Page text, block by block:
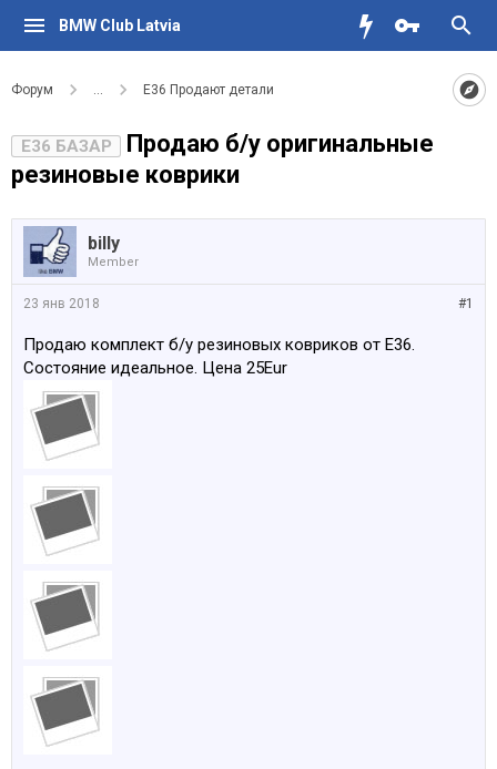
BMW Club Latvia
Форум ... Е36 Продают детали
E36 БАЗАР
Продаю б/у оригинальные
резиновые коврики
billy
Member
#1
23 янв 2018
Продаю комплект б/у резиновых ковриков от E36.
Состояние идеальное. Цена 25Eur